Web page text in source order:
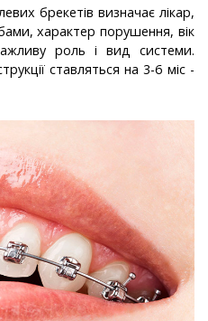
брекетів визначає лікар,
характер порушення, вік
роль і вид системи.
ставляться на 3-6 міс -